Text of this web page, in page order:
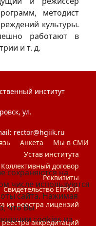
методист
культуры.
работают в
и т. д.
институт
ул.
rector@hgiik.ru
Анкета
Мы в СМИ
Устав института
Коллективный договор
Реквизиты
Свидетельство ЕГРЮЛ
из реестра лицензий
аккредитаций
сохраняются на
числе используются
сайта. Нажимая
что Вы
cookies на